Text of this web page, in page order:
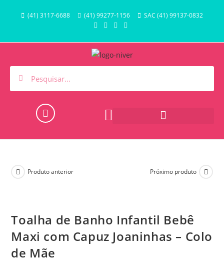
(41) 3117-6688 (41) 99277-1156 SAC (41) 99137-0832
Produto anterior Próximo produto
Toalha de Banho Infantil Bebê
Maxi com Capuz Joaninhas – Colo
de Mãe